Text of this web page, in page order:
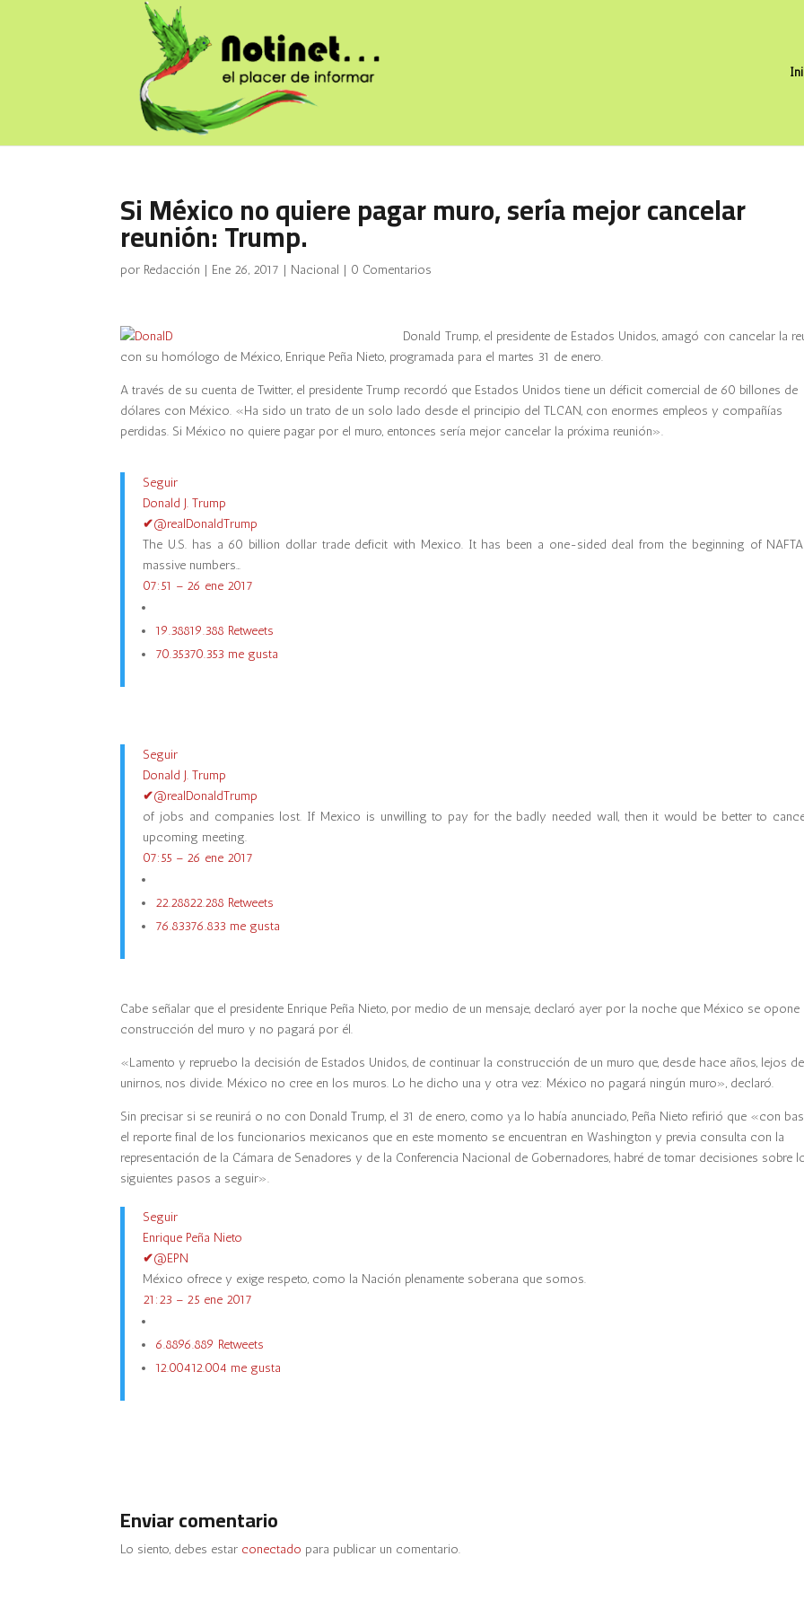
Si México no quiere pagar muro, sería mejor cancelar
reunión: Trump.
por Redacción | Ene 26, 2017 | Nacional | 0 Comentarios
Donald Trump, el presidente de Estados Unidos, amagó con cancelar la
con su homólogo de México, Enrique Peña Nieto, programada para el martes 31 de enero.
A través de su cuenta de Twitter, el presidente Trump recordó que Estados Unidos tiene un déficit comercial de 60 billones de
dólares con México. «Ha sido un trato de un solo lado desde el principio del TLCAN, con enormes empleos y compañías
perdidas. Si México no quiere pagar por el muro, entonces sería mejor cancelar la próxima reunión».
Seguir
Donald J. Trump
✔@realDonaldTrump
The U.S. has a 60 billion dollar trade deficit with Mexico. It has been a one-sided deal from the beginning of
massive numbers…
07:51 – 26 ene 2017
19.38819.388 Retweets
70.35370.353 me gusta
Seguir
Donald J. Trump
✔@realDonaldTrump
of jobs and companies lost. If Mexico is unwilling to pay for the badly needed wall, then it would be better to
upcoming meeting.
07:55 – 26 ene 2017
22.28822.288 Retweets
76.83376.833 me gusta
Cabe señalar que el presidente Enrique Peña Nieto, por medio de un mensaje, declaró ayer por la noche que México se opone
construcción del muro y no pagará por él.
«Lamento y repruebo la decisión de Estados Unidos, de continuar la construcción de un muro que, desde hace años, lejos de
unirnos, nos divide. México no cree en los muros. Lo he dicho una y otra vez: México no pagará ningún muro», declaró.
Sin precisar si se reunirá o no con Donald Trump, el 31 de enero, como ya lo había anunciado, Peña Nieto refirió que «con
el reporte final de los funcionarios mexicanos que en este momento se encuentran en Washington y previa consulta con la
representación de la Cámara de Senadores y de la Conferencia Nacional de Gobernadores, habré de tomar decisiones sobre
siguientes pasos a seguir».
Seguir
Enrique Peña Nieto
✔@EPN
México ofrece y exige respeto, como la Nación plenamente soberana que somos.
21:23 – 25 ene 2017
6.8896.889 Retweets
12.00412.004 me gusta
Enviar comentario
Lo siento, debes estar conectado para publicar un comentario.